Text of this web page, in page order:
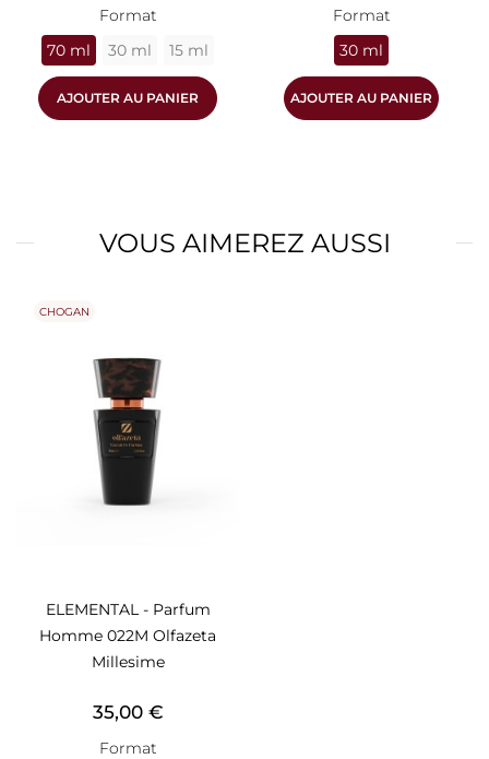
Format
70 ml
30 ml 15 ml
AJOUTER AU PANIER
Format
30 ml
AJOUTER AU PANIER
VOUS AIMEREZ AUSSI
ELEMENTAL - Parfum
Homme 022M Olfazeta
Millesime
Prix
35,00 €
Format
CHOGAN